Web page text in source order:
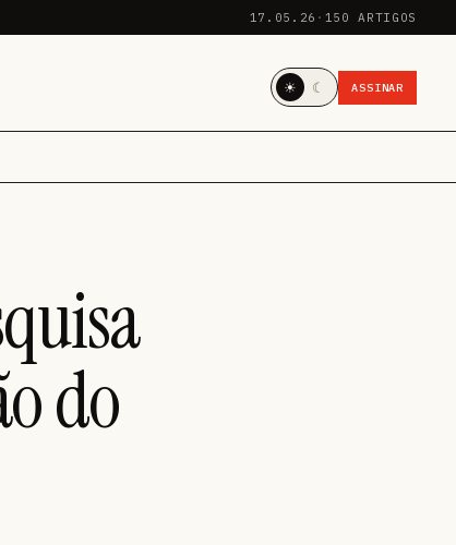
17.05.26 · 150 ARTIGOS
☀ ☾ ASSINAR
do